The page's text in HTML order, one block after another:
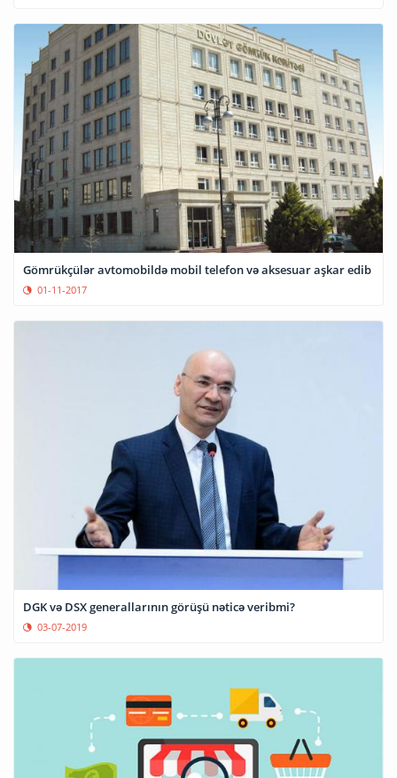
Gömrükçülər avtomobildə mobil telefon və aksesuar aşkar edib
01-11-2017
DGK və DSX generallarının görüşü nəticə veribmi?
03-07-2019